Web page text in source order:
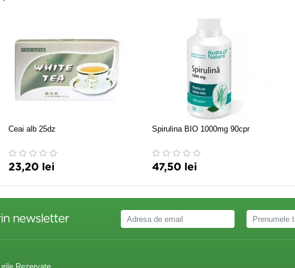
Ceai alb 25dz
23,20 lei
Spirulina BIO 1000mg 90cpr
47,50 lei
newsletter